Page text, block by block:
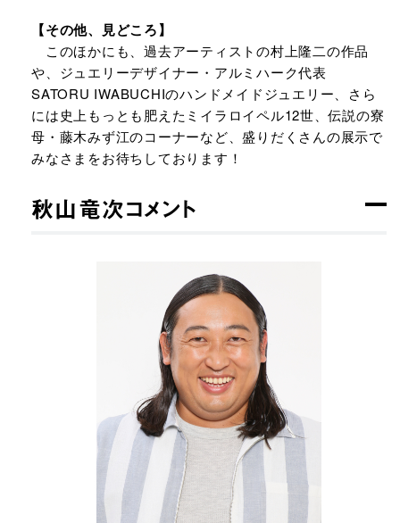
【その他、見どころ】
このほかにも、過去アーティストの村上隆二の作品
や、ジュエリーデザイナー・アルミハーク代表
SATORU IWABUCHIのハンドメイドジュエリー、さら
には史上もっとも肥えたミイラロイペル12世、伝説の寮
母・藤木みず江のコーナーなど、盛りだくさんの展示で
みなさまをお待ちしております！
秋山竜次コメント